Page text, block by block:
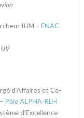
IHM – ENAC
d’Affaires et Co-
Pôle ALPHA-RLH
d’Excellence